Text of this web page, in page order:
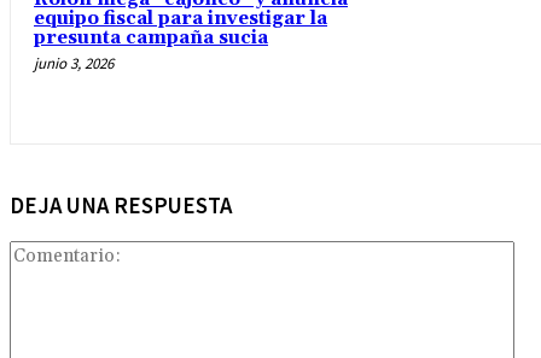
equipo fiscal para investigar la
presunta campaña sucia
junio 3, 2026
DEJA UNA RESPUESTA